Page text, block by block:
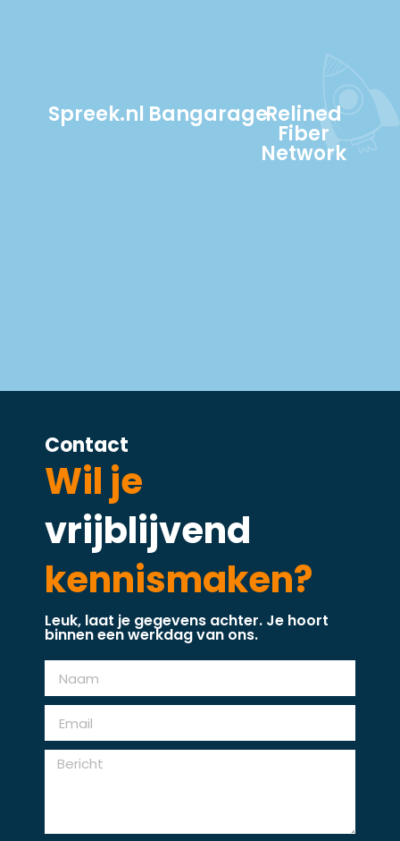
Spreek.nl BangarageRelined
Fiber
Network
Contact
Wil je
vrijblijvend
kennismaken?
Leuk, laat je gegevens achter. Je hoort
binnen een werkdag van ons.